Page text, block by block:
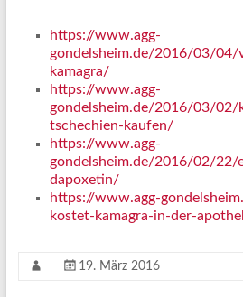
https://www.agg-
gondelsheim.de/2016/03/04/
kamagra/
https://www.agg-
gondelsheim.de/2016/03/02/
tschechien-kaufen/
https://www.agg-
gondelsheim.de/2016/02/22/
dapoxetin/
https://www.agg-
kostet-kamagra-in-der-
19. März 2016